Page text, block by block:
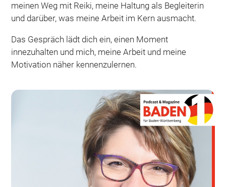
meinen Weg mit Reiki, meine Haltung als Begleiterin
und darüber, was meine Arbeit im Kern ausmacht.
Das Gespräch lädt dich ein, einen Moment
innezuhalten und mich, meine Arbeit und meine
Motivation näher kennenzulernen.